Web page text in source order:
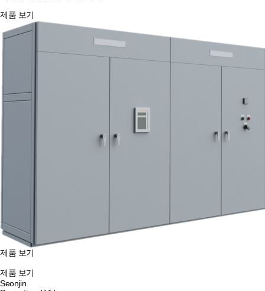
제품 보기
제품 보기
제품 보기
Seonjin